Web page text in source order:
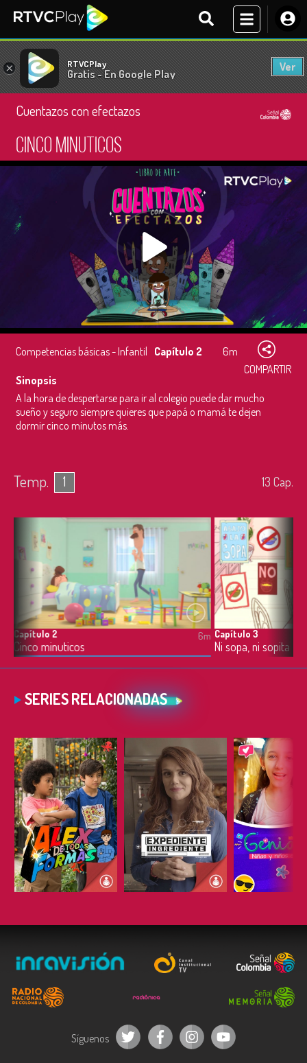
× RTVCPlay
Gratis - En Google Play
Ver
Cuentazos con efectazos
Cinco minuticos
Competencias básicas - Infantil Capítulo 2
6m
COMPARTIR
Sinopsis
A la hora de despertarse para ir al colegio puede dar mucho
sueño y seguro siempre quieres que papá o mamá te dejen
dormir cinco minutos más.
Temp. 1 13 Cap.
Capítulo 2
Cinco minuticos
6m Capítulo 3
Ni sopa, ni sopita
SERIES RELACIONADAS
ESCUCHAR ESCUCHAR
Síguenos